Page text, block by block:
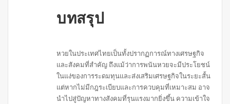
บทสรุป
หวยในประเทศไทยเป็นทั้งปรากฏการณ์ทางเศรษฐกิจ
และสังคมที่สำคัญ ถึงแม้ว่าการพนันหวยจะมีประโยชน์
ในแง่ของการระดมทุนและส่งเสริมเศรษฐกิจในระยะสั้น
แต่หากไม่มีกฎระเบียบและการควบคุมที่เหมาะสม อาจ
นำไปสู่ปัญหาทางสังคมที่รุนแรงมากยิ่งขึ้น ความเข้าใจ